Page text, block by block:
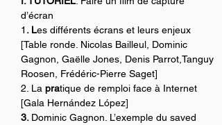
d’écran
1 . Les différents écrans et leurs enjeux
[Table ronde. Nicolas Bailleul, Dominic
Gagnon, Gaëlle Jones, Denis Parrot,Tanguy
Roosen, Frédéric-Pierre Saget]
2. La pratique de remploi face à Internet
[Gala Hernández López]
3. Dominic Gagnon. L’exemple du saved